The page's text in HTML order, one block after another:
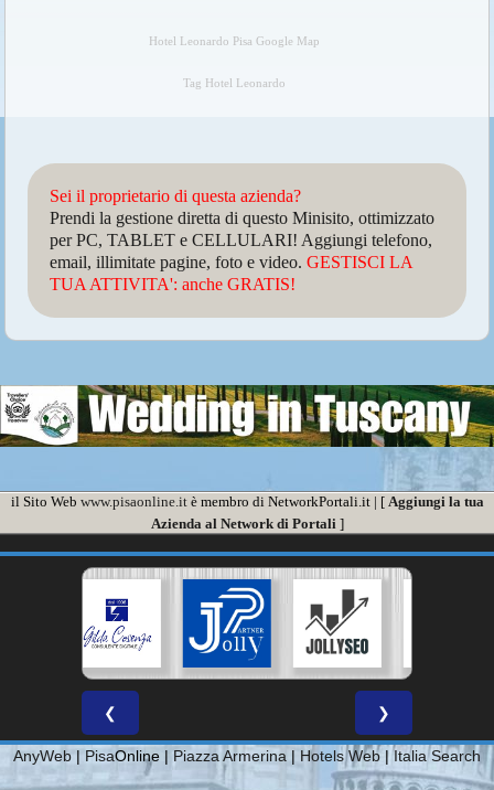
Hotel Leonardo Pisa Google Map
Tag Hotel Leonardo
Sei il proprietario di questa azienda?
Prendi la gestione diretta di questo Minisito, ottimizzato
per PC, TABLET e CELLULARI! Aggiungi telefono,
email, illimitate pagine, foto e video.GESTISCI LA
TUA ATTIVITA': anche GRATIS!
il Sito Web www.pisaonline.itè membro di NetworkPortali.it | [ Aggiungi la tua
Azienda al Network di Portali ]
❮ ❯
AnyWeb | PisaOnline |Piazza Armerina | Hotels Web |Italia Search